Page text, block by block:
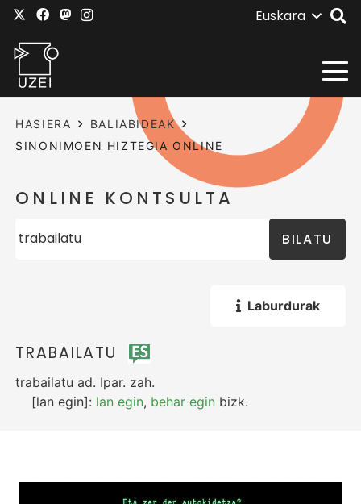
Euskara
HASIERA
BALIABIDEAK
SINONIMOEN HIZTEGIA ONLINE
ONLINE KONTSULTA
BILATU
Laburdurak
TRABAILATU
trabailatu ad. Ipar. zah.
[lan egin]: lan egin, behar egin bizk.